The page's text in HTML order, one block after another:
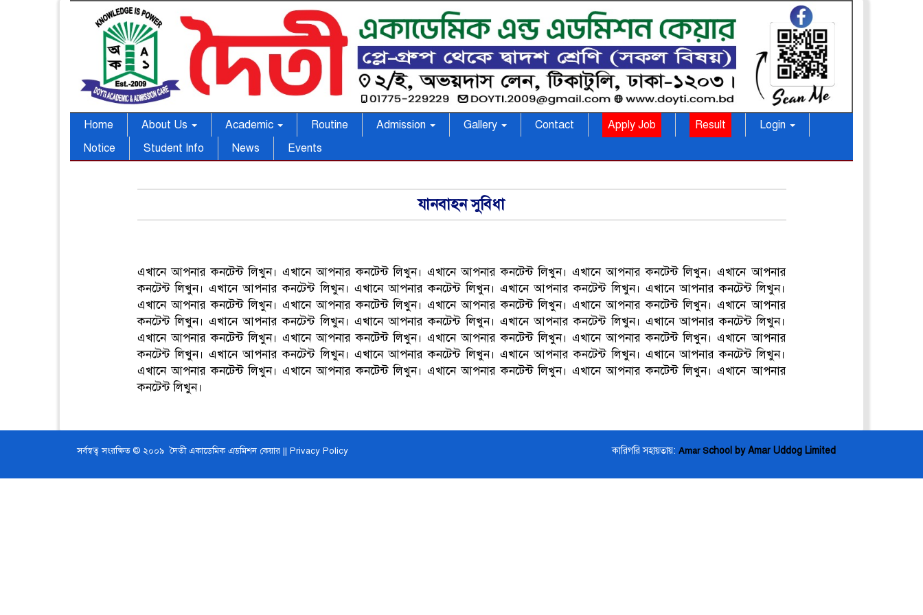
Home About Us Academic Routine Admission Gallery Contact Apply Job Result
Login
Notice
Student Info News Events
যানবাহন সুবিধা
এখানে আপনার কনটেন্ট লিখুন। এখানে আপনার কনটেন্ট লিখুন। এখানে আপনার কনটেন্ট লিখুন। এখানে আপনার কনটেন্ট লিখুন। এখানে আপনার
কনটেন্ট লিখুন। এখানে আপনার কনটেন্ট লিখুন। এখানে আপনার কনটেন্ট লিখুন। এখানে আপনার কনটেন্ট লিখুন। এখানে আপনার কনটেন্ট লিখুন।
এখানে আপনার কনটেন্ট লিখুন। এখানে আপনার কনটেন্ট লিখুন। এখানে আপনার কনটেন্ট লিখুন। এখানে আপনার কনটেন্ট লিখুন। এখানে আপনার
কনটেন্ট লিখুন। এখানে আপনার কনটেন্ট লিখুন। এখানে আপনার কনটেন্ট লিখুন। এখানে আপনার কনটেন্ট লিখুন। এখানে আপনার কনটেন্ট লিখুন।
এখানে আপনার কনটেন্ট লিখুন। এখানে আপনার কনটেন্ট লিখুন। এখানে আপনার কনটেন্ট লিখুন। এখানে আপনার কনটেন্ট লিখুন। এখানে আপনার
কনটেন্ট লিখুন। এখানে আপনার কনটেন্ট লিখুন। এখানে আপনার কনটেন্ট লিখুন। এখানে আপনার কনটেন্ট লিখুন। এখানে আপনার কনটেন্ট লিখুন।
এখানে আপনার কনটেন্ট লিখুন। এখানে আপনার কনটেন্ট লিখুন। এখানে আপনার কনটেন্ট লিখুন। এখানে আপনার কনটেন্ট লিখুন। এখানে আপনার
কনটেন্ট লিখুন।
সর্বস্বত্ব সংরক্ষিত © ২০০৯ দৈতী একাডেমিক এডমিশন কেয়ার || Privacy Policy কারিগরি সহায়তায়: Amar School by Amar Uddog Limited